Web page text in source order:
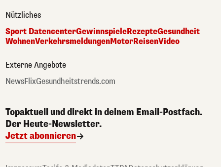
Nützliches
Sport DatencenterGewinnspieleRezepteGesundheit
WohnenVerkehrsmeldungenMotorReisenVideo
Externe Angebote
NewsFlixGesundheitstrends.com
Topaktuell und direkt in deinem Email-Postfach.
Der Heute-Newsletter.
Jetzt abonnieren